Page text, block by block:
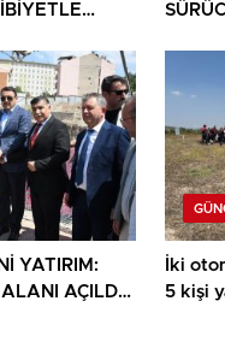
YATIRIM:
AÇILDI,
İki
5 kişi